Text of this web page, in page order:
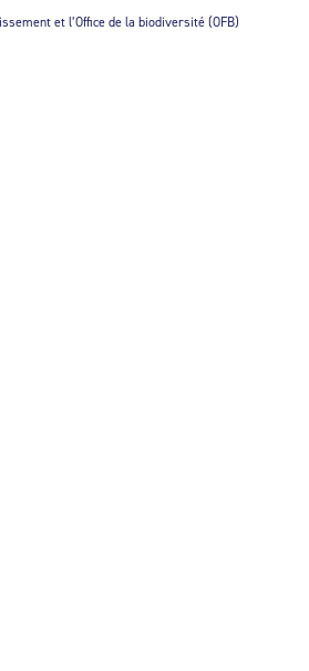
et l’Office de la biodiversité (OFB)